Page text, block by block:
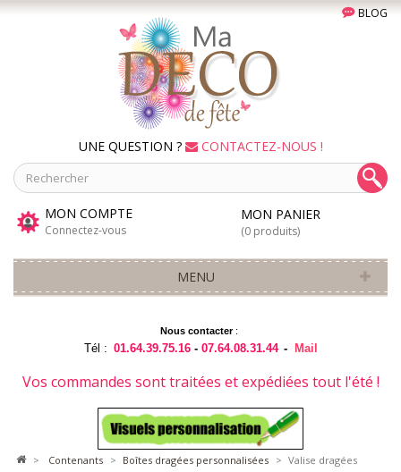
BLOG
UNE QUESTION ? CONTACTEZ-NOUS !
MON COMPTE
Connectez-vous
MON PANIER
(0 produits)
MENU
Nous contacter:
Tél : 01.64.39.75.16 -07.64.08.31.44 - Mail
Vos commandes sont traitées et expédiées tout l'été !
> contenants > boîtes dragées personnalisées > Valise dragées